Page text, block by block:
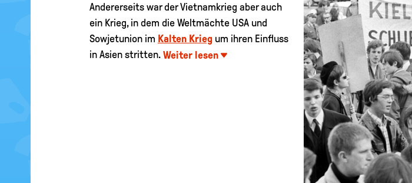
Andererseits war der Vietnamkrieg aber auch
ein Krieg, in dem die Weltmächte USA und
Sowjetunion im Kalten Krieg um ihren Einfluss
in Asien stritten. Weiter lesen